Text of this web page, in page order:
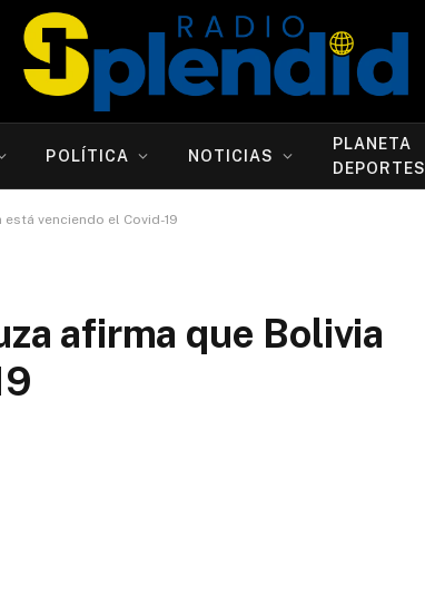
POLÍTICA NOTICIAS
PLANETA
DEPORTES
venciendo el Covid-19
afirma que Bolivia